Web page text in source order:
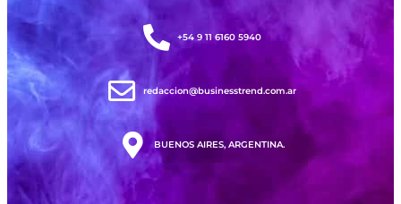
+54 9 11 6160 5940
redaccion@businesstrend.com.ar
BUENOS AIRES, ARGENTINA.